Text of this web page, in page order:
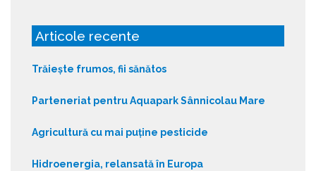
Articole recente
Trăiește frumos, fii sănătos
Parteneriat pentru Aquapark Sânnicolau Mare
Agricultură cu mai puține pesticide
Hidroenergia, relansată în Europa